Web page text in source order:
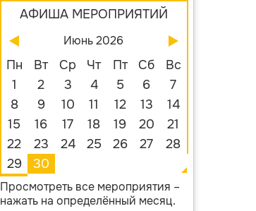
АФИША МЕРОПРИЯТИЙ
Июнь 2026
Пн Вт Ср Чт Пт Сб
Вс
1
2 3 4 5 6
7
8
9 10 11 12 13
14
15
16 17 18 19 20
21
22
23 24 25 26 27
28
29
30
Просмотреть все мероприятия –
нажать на определённый месяц.